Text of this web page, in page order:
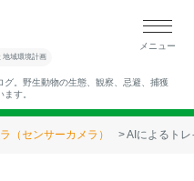
地域環境計画
。野生動物の生態、観察、忌避、捕獲
す。
メニュー
（センサーカメラ） AIによるト